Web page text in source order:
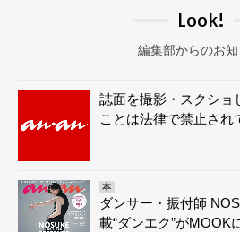
Look!
編集部からのお
誌面を撮影・スクショ
ことは法律で禁止され
本
ダンサー・振付師
載“ダンエク”がMOOK